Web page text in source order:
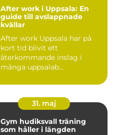
After work i Uppsala: En
guide till avslappnade
kvällar
After work Uppsala har på
kort tid blivit ett
återkommande inslag i
många uppsalab...
31. maj
Gym hudiksvall träning
som håller i längden